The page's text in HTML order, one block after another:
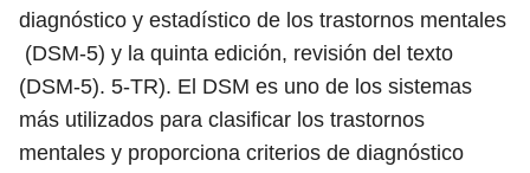
diagnóstico y estadístico de los trastornos mentales
(DSM-5) y la quinta edición, revisión del texto
(DSM-5). 5-TR). El DSM es uno de los sistemas
más utilizados para clasificar los trastornos
mentales y proporciona criterios de diagnóstico